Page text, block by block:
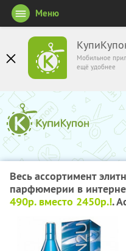
Мобильное
ещё удобнее
Меню
Весь ассортимент
парфюмерии в
490р. вместо 2450р.!.